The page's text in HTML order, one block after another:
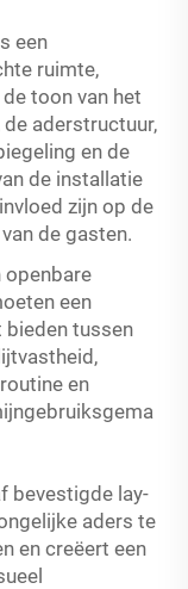
een
ruimte,
toon van het
de aderstructuur,
en de
de installatie
zijn op de
de gasten.
openbare
een
bieden tussen
en
bevestigde lay-
aders te
en creëert een